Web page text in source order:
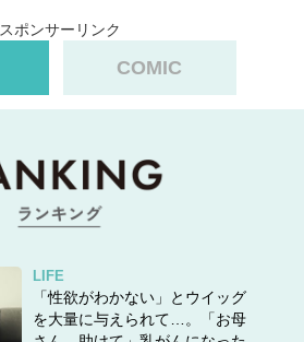
スポンサーリンク
COMIC
LIFE
「性欲がわかない」とウイッグ
を大量に与えられて…。「お母